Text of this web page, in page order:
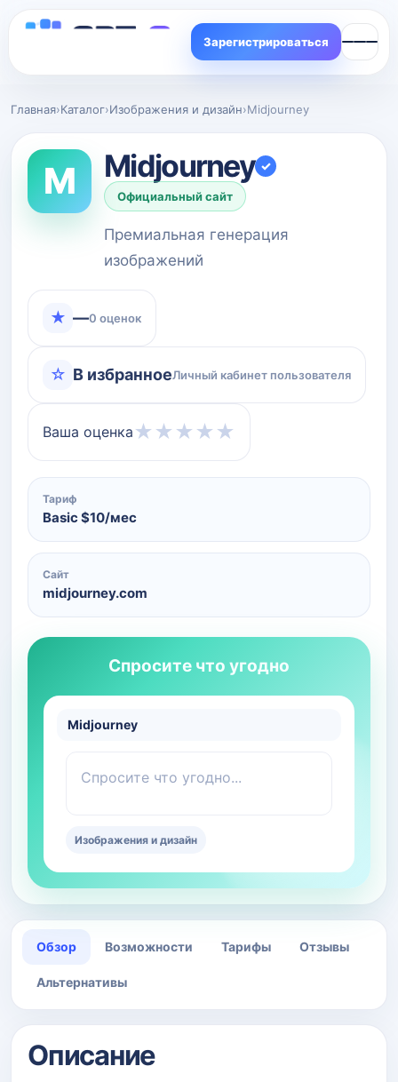
Зарегистрироваться
Главная›Каталог›Изображения и дизайн›Midjourney
M Midjourney ✓
Официальный сайт
Премиальная генерация
изображений
★ —0 оценок
☆ В избранноеЛичный кабинет пользователя
Ваша оценка ★ ★ ★ ★ ★
Тариф
Basic $10/мес
Сайт
midjourney.com
Спросите что угодно
Midjourney
Спросите что угодно...
Изображения и дизайн
Обзор Возможности Тарифы Отзывы
Альтернативы
Описание